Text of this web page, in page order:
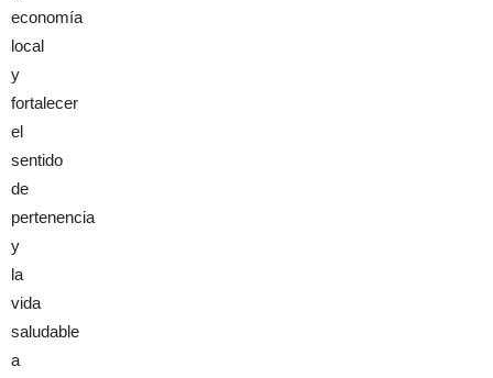
economía
local
y
fortalecer
el
sentido
de
pertenencia
y
la
vida
saludable
a